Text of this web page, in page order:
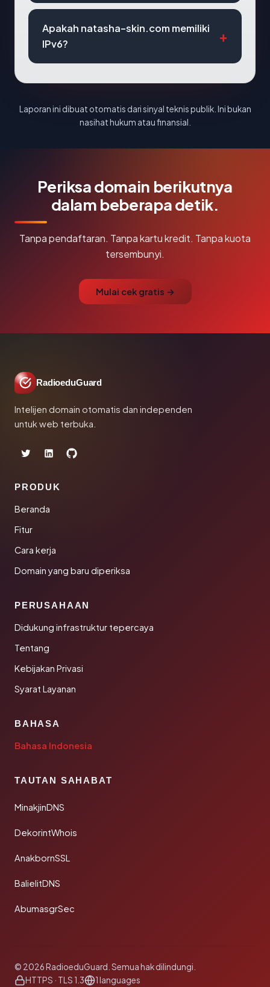
Apakah natasha-skin.com memiliki
IPv6?
Laporan ini dibuat otomatis dari sinyal teknis publik. Ini bukan
nasihat hukum atau finansial.
Periksa domain berikutnya
dalam beberapa detik.
Tanpa pendaftaran. Tanpa kartu kredit. Tanpa kuota
tersembunyi.
Mulai cek gratis →
RadioeduGuard
Intelijen domain otomatis dan independen
untuk web terbuka.
PRODUK
Beranda
Fitur
Cara kerja
Domain yang baru diperiksa
PERUSAHAAN
Didukung infrastruktur tepercaya
Tentang
Kebijakan Privasi
Syarat Layanan
BAHASA
Bahasa Indonesia
TAUTAN SAHABAT
MinakjinDNS
DekorintWhois
AnakbornSSL
BalielitDNS
AbumasgrSec
© 2026 RadioeduGuard. Semua hak dilindungi.
HTTPS · TLS 1.3
1 languages